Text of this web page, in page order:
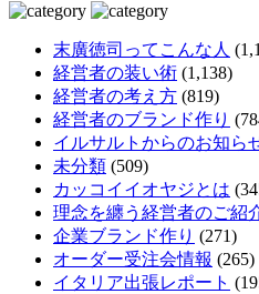
末廣徳司ってこんな人
経営者の装い術 (1,138)
経営者の考え方 (819)
経営者のブランド作り
イルサルトからのお知ら
未分類 (509)
カッコイイオヤジとは
理念を纏う経営者のご紹
企業ブランド作り (271)
オーダー受注会情報 (265)
イタリア出張レポート